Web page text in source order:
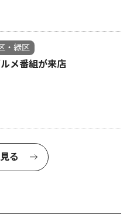
・緑区
メ番組が来店
る